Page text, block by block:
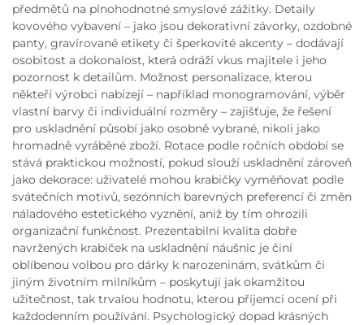
předmětů na plnohodnotné smyslové zážitky. Detaily
kovového vybavení – jako jsou dekorativní závorky, ozdobné
panty, gravírované etikety či šperkovité akcenty – dodávají
osobitost a dokonalost, která odráží vkus majitele i jeho
pozornost k detailům. Možnost personalizace, kterou
někteří výrobci nabízejí – například monogramování, výběr
vlastní barvy či individuální rozměry – zajišťuje, že řešení
pro uskladnění působí jako osobně vybrané, nikoli jako
hromadně vyráběné zboží. Rotace podle ročních období se
stává praktickou možností, pokud slouží uskladnění zároveň
jako dekorace: uživatelé mohou krabičky vyměňovat podle
svátečních motivů, sezónních barevných preferencí či změn
náladového estetického vyznění, aniž by tím ohrozili
organizační funkčnost. Prezentabilní kvalita dobře
navržených krabiček na uskladnění náušnic je činí
oblíbenou volbou pro dárky k narozeninám, svátkům či
jiným životním milníkům – poskytují jak okamžitou
užitečnost, tak trvalou hodnotu, kterou příjemci ocení při
každodenním používání. Psychologický dopad krásných